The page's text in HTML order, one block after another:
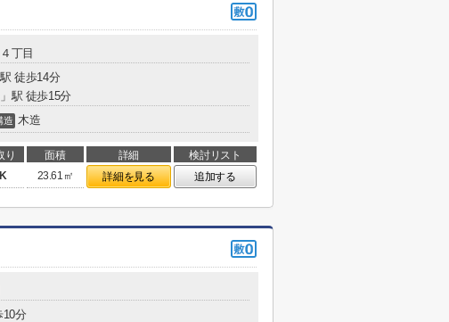
４丁目
徒歩14分
」駅 徒歩15分
造 木造
り 面積 詳細
検討リスト
23.61㎡ 詳細を見る 追加する
10分